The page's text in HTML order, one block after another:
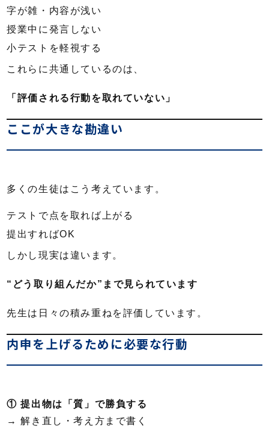
字が雑・内容が浅い
授業中に発言しない
小テストを軽視する
これらに共通しているのは、
「評価される行動を取れていない」
ここが大きな勘違い
多くの生徒はこう考えています。
テストで点を取れば上がる
提出すればOK
しかし現実は違います。
“どう取り組んだか”まで見られています
先生は日々の積み重ねを評価しています。
内申を上げるために必要な行動
① 提出物は「質」で勝負する
→ 解き直し・考え方まで書く